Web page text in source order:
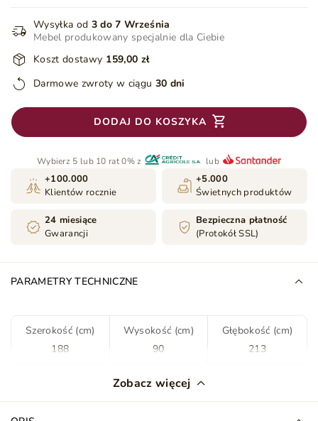
Wysyłka od 3 do 7 Września
Mebel produkowany specjalnie dla Ciebie
Koszt dostawy 159,00 zł
Darmowe zwroty w ciągu 30 dni
DODAJ DO KOSZYKA
Wybierz 5 lub 10 rat 0% z lub
+100.000
Klientów rocznie
+5.000
Świetnych produktów
24 miesiące
Gwarancji
Bezpieczna płatność
(Protokół SSL)
PARAMETRY TECHNICZNE
Szerokość (cm)
188
Wysokość (cm)
90
Głębokość (cm)
213
Biały
Zobacz więcej